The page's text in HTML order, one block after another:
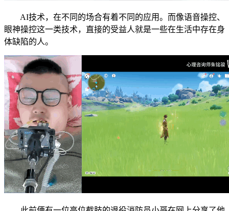
AI技术，在不同的场合有着不同的应用。而像语音操控、
眼神操控这一类技术，直接的受益人就是一些在生活中存在身
体缺陷的人。